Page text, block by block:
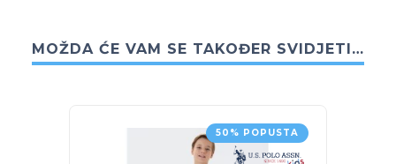
MOŽDA ĆE VAM SE TAKOĐER SVIDJETI…
50% POPUSTA